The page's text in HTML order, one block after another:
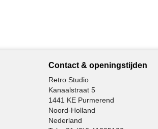
Contact & openingstijden
Retro Studio
Kanaalstraat 5
1441 KE Purmerend
Noord-Holland
Nederland